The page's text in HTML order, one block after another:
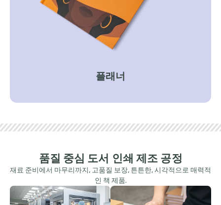
플래너
품질 중심 도서 인쇄 제조 공정
재료 준비에서 마무리까지, 고품질 보장, 튼튼한, 시각적으로 매력적
인 책 제품.